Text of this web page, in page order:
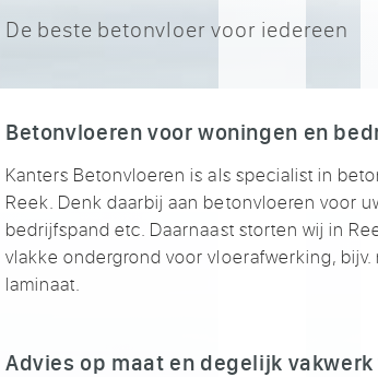
De beste betonvloer voor iedereen
Betonvloeren voor woningen en
Kanters Betonvloeren is als specialist in
Reek. Denk daarbij aan betonvloeren voor
bedrijfspand etc. Daarnaast storten wij in
vlakke ondergrond voor vloerafwerking, bijv.
laminaat.
Advies op maat en degelijk